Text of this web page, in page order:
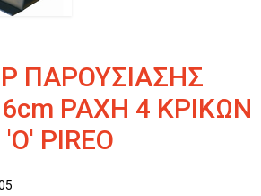
ΠΑΡΟΥΣΙΑΣΗΣ
ΡΑΧΗ 4 ΚΡΙΚΩΝ
'O' PIREO